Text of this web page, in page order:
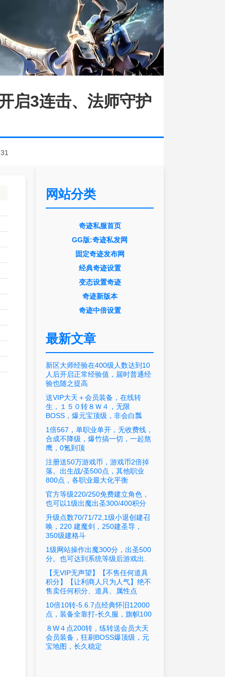
启3连击、法师守护
网站分类
奇迹私服首页
GG版:奇迹私发网
固定奇迹发布网
经典奇迹设置
变态设置奇迹
奇迹新版本
奇迹中倍设置
最新文章
新区大师经验在400级人数达到10
人后开启正常经验值，届时普通经
验也随之提高
送VIP大天＋会员装备，在线转
生，１５０转８Ｗ４，无限
BOSS，爆元宝顶级，非会白瓢
1倍567，单职业单开，无收费线，
合成不降级，爆竹搞一切，一起熬
鹰，0氪到顶
注册送50万游戏币，游戏币2倍掉
落。出生战/圣500点，其他职业
800点，各职业最大化平衡
官方等级220/250免费建立角色，
也可以1级出魔出圣300/400积分
升级点数70/71/72,1级小退创建召
唤，220 建魔剑，250建圣导，
350级建格斗
1级网站操作出魔300分，出圣500
分。也可达到系统等级后游戏出.
【无VIP无声望】【不售任何道具
积分】【让利商人只为人气】绝不
售卖任何积分、道具、属性点
10倍10转-5.6.7点经典怀旧12000
点，装备全靠打-长久服，旗帜100
８W４点200转，练转送会员大天
会员装备，狂刷BOSS爆顶级，元
宝地图，长久稳定